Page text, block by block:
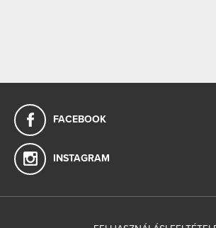
FACEBOOK
INSTAGRAM